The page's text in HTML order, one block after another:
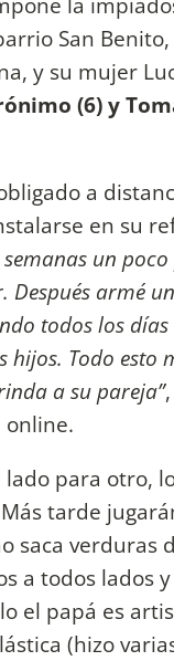
San Benito,
y su mujer
(6) y
a
en su
un
armé
todos los
Todo esto
a su pareja”
online.
para otro,
tarde
saca verduras
a todos lados
el papá es
(hizo